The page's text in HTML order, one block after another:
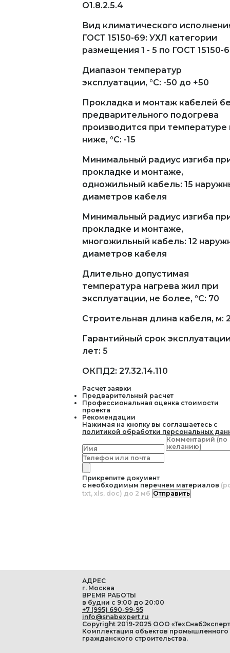
О1.8.2.5.4
Вид климатического
ГОСТ 15150-69: УХЛ категории
размещения 1 - 5 по ГОСТ 15150-
Диапазон температур
эксплуатации, °С: -50 до +50
Прокладка и монтаж кабелей
предварительного подогрева
производится при температуре
ниже, °С: -15
Минимальный радиус изгиба
прокладке и монтаже,
одножильный кабель: 15
диаметров кабеля
Минимальный радиус изгиба
прокладке и монтаже,
многожильный кабель: 12
диаметров кабеля
Длительно допустимая
температура нагрева жил при
эксплуатации, не более, °С: 70
Строительная длина кабеля, м:
Гарантийный срок
лет: 5
ОКПД2: 27.32.14.110
Расчет заявки
Предварительный расчет
Профессиональная оценка стоимости
проекта
Рекомендации
Нажимая на кнопку вы соглашаетесь с
политикой обработки персональных
Прикрепите документ
с необходимым перечнем материалов
txt, xls, doc) до 2 мб Отправить
АДРЕС
г. Москва
ВРЕМЯ РАБОТЫ
в будни с 9:00 до 20:00
+7 (995) 690-99-95
info@snabexpert.ru
Copyright 2019-2025 ООО
Комплектация объектов промышленного
гражданского строительства.